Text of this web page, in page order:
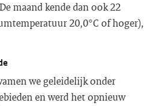
maand kende dan ook 22
20,0°C of hoger),
we geleidelijk onder
en werd het opnieuw